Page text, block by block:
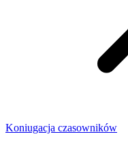
Koniugacja czasowników